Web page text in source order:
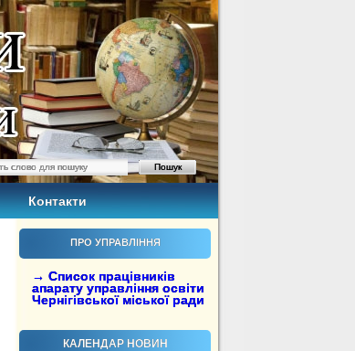
Контакти
ПРО УПРАВЛІННЯ
→ Список працівників
апарату управління освіти
Чернігівської міської ради
КАЛЕНДАР НОВИН